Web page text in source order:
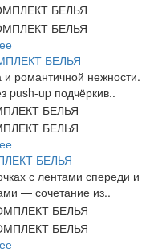
БЕЛЬЯ
романтичной нежности.
push-up подчёркив..
БЕЛЬЯ
с лентами спереди и
— сочетание из..